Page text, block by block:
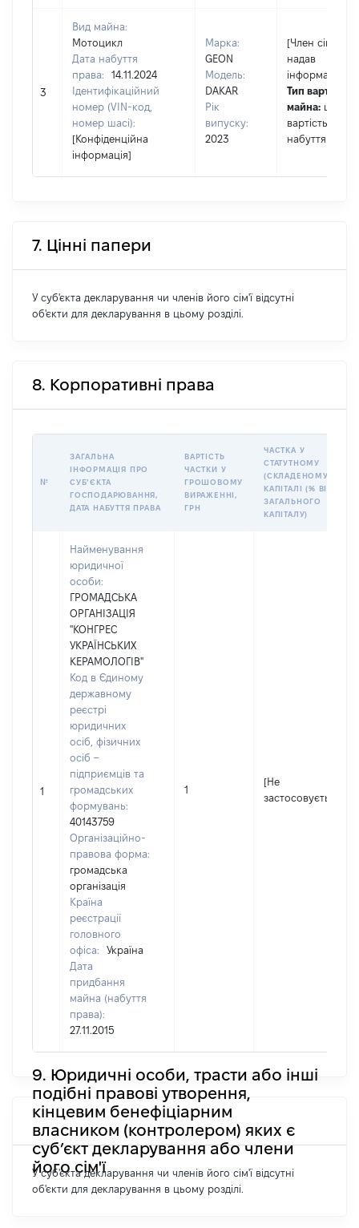
3
Вид майна:
Мотоцикл
Дата набуття
права:
14.11.2024
Ідентифікаційний
номер (VIN-код,
номер шасі):
[Конфіденційна
інформація]
Марка:
GEON
Модель:
DAKAR
Рік
випуску:
2023
[Член сім'ї не
надав
інформацію]
Тип вартості
майна: це
вартість на
набуття права
7. Цінні папери
У суб'єкта декларування чи членів його сім'ї відсутні
об'єкти для декларування в цьому розділі.
8. Корпоративні права
№
ЗАГАЛЬНА
ІНФОРМАЦІЯ ПРО
СУБʼЄКТА
ГОСПОДАРЮВАННЯ,
ДАТА НАБУТТЯ ПРАВА
ВАРТІСТЬ
ЧАСТКИ У
ГРОШОВОМУ
ВИРАЖЕННІ,
ГРН
ЧАСТКА У
СТАТУТНОМУ
(СКЛАДЕНОМУ)
КАПІТАЛІ (% ВІД
ЗАГАЛЬНОГО
КАПІТАЛУ)
1
Найменування
юридичної
особи:
ГРОМАДСЬКА
ОРГАНІЗАЦІЯ
"КОНГРЕС
УКРАЇНСЬКИХ
КЕРАМОЛОГІВ"
Код в Єдиному
державному
реєстрі
юридичних
осіб, фізичних
осіб –
підприємців та
громадських
формувань:
40143759
Організаційно-
правова форма:
громадська
організація
Країна
реєстрації
головного
офіса:
Україна
Дата
придбання
майна (набуття
права):
27.11.2015
1
[Не
застосовується]
9. Юридичні особи, трасти або інші
подібні правові утворення,
кінцевим бенефіціарним
власником (контролером) яких є
суб’єкт декларування або члени
його сім'ї
У суб'єкта декларування чи членів його сім'ї відсутні
об'єкти для декларування в цьому розділі.